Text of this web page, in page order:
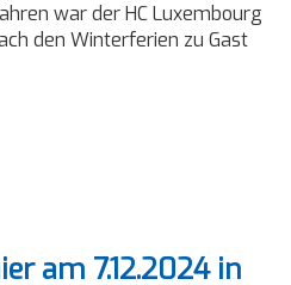
war der HC Luxembourg
den Winterferien zu Gast
am 7.12.2024 in